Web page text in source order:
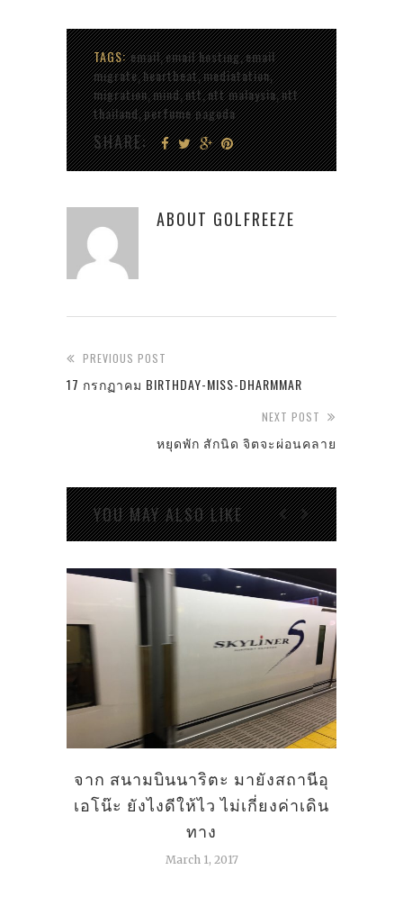
TAGS: email,email hosting,email
migrate,heartbeat,mediatation,
migration,mind,ntt,ntt malaysia,ntt
thailand,perfume pagoda
SHARE:
ABOUT GOLFREEZE
PREVIOUS POST
17 กรกฏาคม BIRTHDAY-MISS-DHARMMAR
NEXT POST
หยุดพัก สักนิด จิตจะผ่อนคลาย
YOU MAY ALSO LIKE
จาก สนามบินนาริตะ มายังสถานีอุ
เอโน๊ะ ยังไงดีให้ไว ไม่เกี่ยงค่าเดิน
ทาง
March 1, 2017